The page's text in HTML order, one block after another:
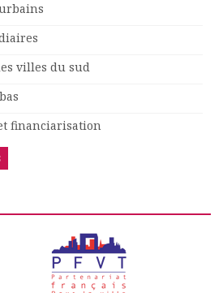
villes du sud
financiarisation